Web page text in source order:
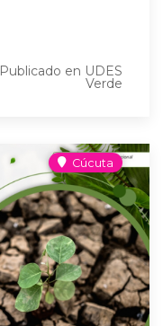
Publicado en UDES
Verde
Cúcuta